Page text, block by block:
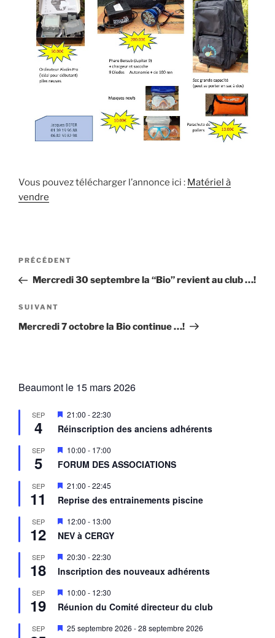
Vous pouvez télécharger l’annonce ici : Matériel à
vendre
Navigation
l’article
Article
précédent
PRÉCÉDENT
Mercredi 30 septembre la “Bio” revient au club …!
Article
suivant
SUIVANT
Mercredi 7 octobre la Bio continue …!
Beaumont le 15 mars 2026
SEP
4
M
i
s
n
a
a
n
t
21:00 -22:30
Réinscription des anciens adhérents
SEP
5
M
i
s
n
a
v
a
n
t
10:00 - 17:00
FORUM DES ASSOCIATIONS
SEP
11
M
s
n
a
a
n
t
21:00 -22:45
Reprise des entrainements piscine
SEP
12
M
i
s
n
a
a
n
t
12:00 - 13:00
NEV à CERGY
SEP
18
M
s
n
a
a
n
20:30 -22:30
Inscription des nouveaux adhérents
SEP
19
M
i
s
n
10:00 - 12:30
Réunion du Comité directeur du club
SEP
M
25 septembre 2026 -28 septembre 2026